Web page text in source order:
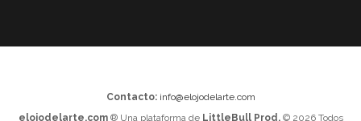
Contacto: info@elojodelarte.com
elojodelarte.com® Una plataforma de LittleBull Prod.© 2026 Todos